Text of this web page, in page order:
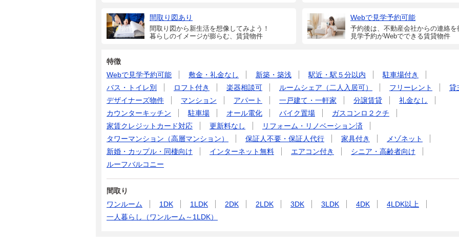
間取り図あり
間取り図から新生活を想像してみよう！
暮らしのイメージが膨らむ、賃貸物件
Webで見学予約可能
予約後は、不動産会社からの連絡を
見学予約がWebでできる賃貸物件
特徴
Webで見学予約可能
敷金・礼金なし 新築・築浅 駅近・駅５分以内
駐車場付き
バス・トイレ別
ロフト付き 楽器相談可 ルームシェア（二人入居可） フリーレント
貸
デザイナーズ物件
マンション アパート 一戸建て・一軒家 分譲賃貸
礼金なし
カウンターキッチン
駐車場 オール電化 バイク置場
ガスコンロ２クチ
家賃クレジットカード対応
更新料なし
リフォーム・リノベーション済
タワーマンション（高層マンション）
保証人不要・保証人代行 家具付き
メゾネット
新婚・カップル・同棲向け
インターネット無料 エアコン付き
シニア・高齢者向け
ルーフバルコニー
間取り
ワンルーム
1DK 1LDK 2DK 2LDK 3DK 3LDK 4DK
4LDK以上
一人暮らし（ワンルーム～1LDK）